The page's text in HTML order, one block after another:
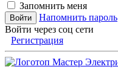
Запомнить меня
Напомнить пароль
Войти через соц сети
Регистрация